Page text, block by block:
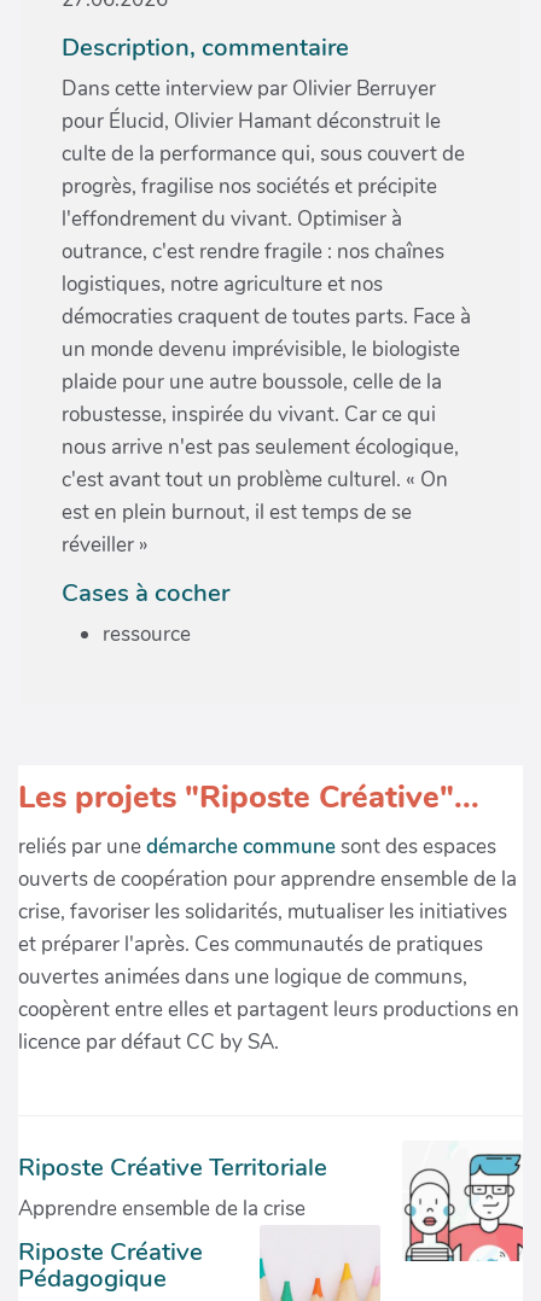
Description, commentaire
Dans cette interview par Olivier Berruyer
pour Élucid, Olivier Hamant déconstruit le
culte de la performance qui, sous couvert de
progrès, fragilise nos sociétés et précipite
l'effondrement du vivant. Optimiser à
outrance, c'est rendre fragile : nos chaînes
logistiques, notre agriculture et nos
démocraties craquent de toutes parts. Face à
un monde devenu imprévisible, le biologiste
plaide pour une autre boussole, celle de la
robustesse, inspirée du vivant. Car ce qui
nous arrive n'est pas seulement écologique,
c'est avant tout un problème culturel. « On
est en plein burnout, il est temps de se
réveiller »
Cases à cocher
ressource